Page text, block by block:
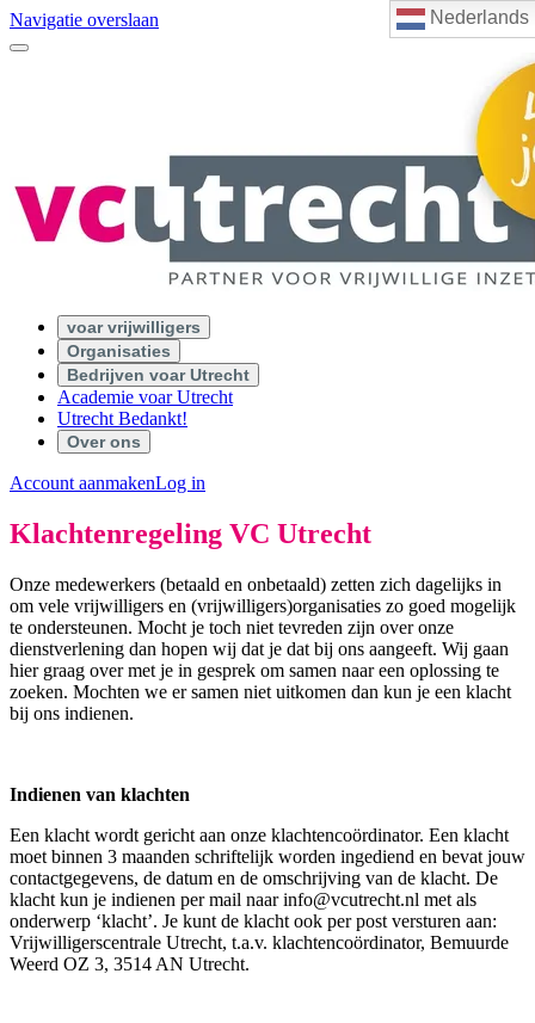
Nederlands
Navigatie overslaan
voar vrijwilligers
Organisaties
Bedrijven voar Utrecht
Academie voar Utrecht
Utrecht Bedankt!
Over ons
Account aanmakenLog in
Klachtenregeling VC Utrecht
Onze medewerkers (betaald en onbetaald) zetten zich dagelijks in
om vele vrijwilligers en (vrijwilligers)organisaties zo goed mogelijk
te ondersteunen. Mocht je toch niet tevreden zijn over onze
dienstverlening dan hopen wij dat je dat bij ons aangeeft. Wij gaan
hier graag over met je in gesprek om samen naar een oplossing te
zoeken. Mochten we er samen niet uitkomen dan kun je een klacht
bij ons indienen.
Indienen van klachten
Een klacht wordt gericht aan onze klachtencoördinator. Een klacht
moet binnen 3 maanden schriftelijk worden ingediend en bevat jouw
contactgegevens, de datum en de omschrijving van de klacht. De
klacht kun je indienen per mail naarinfo@vcutrecht.nl met als
onderwerp ‘klacht’. Je kunt de klacht ook per post versturen aan:
Vrijwilligerscentrale Utrecht, t.a.v. klachtencoördinator, Bemuurde
Weerd OZ 3, 3514 AN Utrecht.